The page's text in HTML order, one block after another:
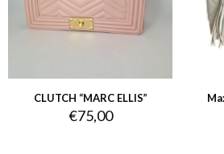
CLUTCH “MARC ELLIS”
€75,00